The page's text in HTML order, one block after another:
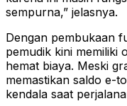
sempurna,” jelasnya.
Dengan pembukaan
pemudik kini memiliki
hemat biaya. Meski
memastikan saldo e-
kendala saat